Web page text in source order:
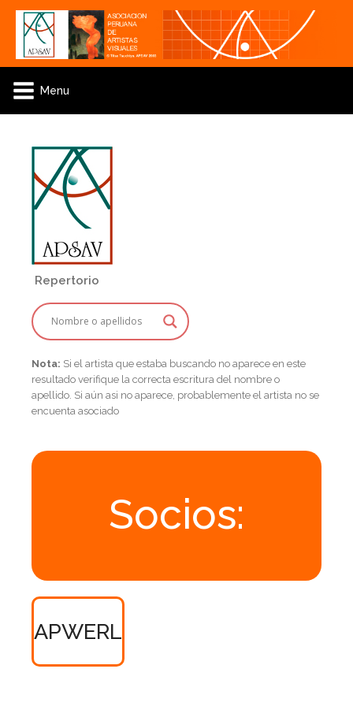
Menu
Repertorio
Nota: Si el artista que estaba buscando no aparece en este
resultado verifique la correcta escritura del nombre o
apellido. Si aún asi no aparece, probablemente el artista no se
encuenta asociado
Socios:
APWERL